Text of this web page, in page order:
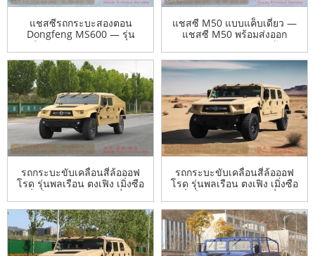
แชสซีรถกระบะสองตอน
Dongfeng MS600 — รุ่น
พลเรือนทรงพลัง Dongfeng —
ผู้ผลิตเพื่อการส่งออกที่ดัดแปลง
รถกระบะสองตอนอย่างทรง
พลัง
แชสซี M50 แบบแค็บเดี่ยว —
แชสซี M50 พร้อมส่งออก
สำหรับการดัดแปลง — ผู้ผลิต
ส่งออกที่ได้รับอนุญาตสำหรับ
แชสซี M50
รถกระบะขับเคลื่อนสี่ล้อออฟ
โรด รุ่นพลเรือน ตงเฟิง เมิ่งซือ
– เมิ่งซือ M50 ดัดแปลงเพื่อการ
ส่งออก –
รถกระบะขับเคลื่อนสี่ล้อออฟ
โรด รุ่นพลเรือน ตงเฟิง เมิ่งซือ
– เมิ่งซือ M50 ดัดแปลงเพื่อการ
ส่งออก –